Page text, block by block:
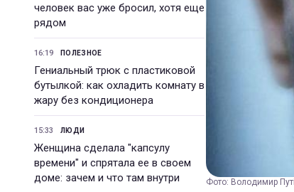
человек вас уже бросил, хотя еще
рядом
16:19 ПОЛЕЗНОЕ
Гениальный трюк с пластиковой
бутылкой: как охладить комнату в
жару без кондиционера
15:33 ЛЮДИ
Женщина сделала "капсулу
времени" и спрятала ее в своем
доме: зачем и что там внутри
Фото: Володимир